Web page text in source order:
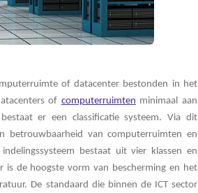
of datacenter bestonden in het
of computerruimten minimaal aan
er een classificatie systeem. Via dit
betrouwbaarheid van computerruimten en
bestaat uit vier klassen en
is de hoogste vorm van bescherming en het
De standaard die binnen de ICT sector